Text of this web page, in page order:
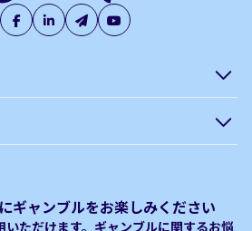
ピ
Plinko｜プリンコとは？
ギャンブルをお楽しみください
ただけます。ギャンブルに関するお悩